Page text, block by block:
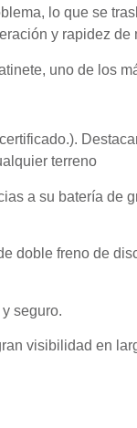
lo que se
y rapidez de
uno de los
terreno
a su batería de
doble freno de
seguro.
visibilidad en